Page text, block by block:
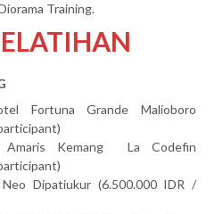
Training.
Fortuna Grande Malioboro
Kemang La Codefin
Dipatiukur (6.500.000 IDR /